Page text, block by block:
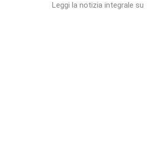
Leggi la notizia integrale su